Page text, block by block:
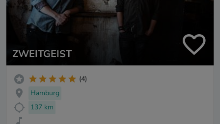
ZWEITGEIST
(4)
Hamburg
137 km